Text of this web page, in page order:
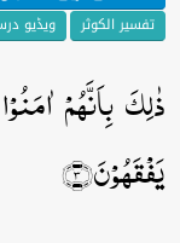
تفسیر الکوثر
ویڈیو
ذٰلِکَ بِاَنَّہُمۡ
یَفۡقَہُوۡنَ﴿۳﴾